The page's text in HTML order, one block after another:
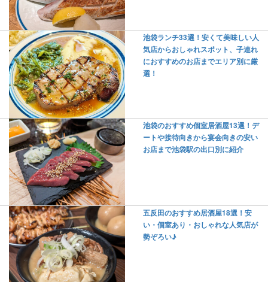
池袋ランチ33選！安くて美味しい人
気店からおしゃれスポット、子連れ
におすすめのお店までエリア別に厳
選！
池袋のおすすめ個室居酒屋13選！デ
ートや接待向きから宴会向きの安い
お店まで池袋駅の出口別に紹介
五反田のおすすめ居酒屋18選！安
い・個室あり・おしゃれな人気店が
勢ぞろい♪